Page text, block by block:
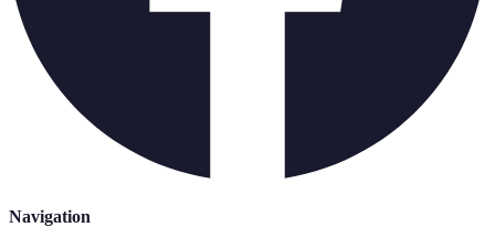
Navigation